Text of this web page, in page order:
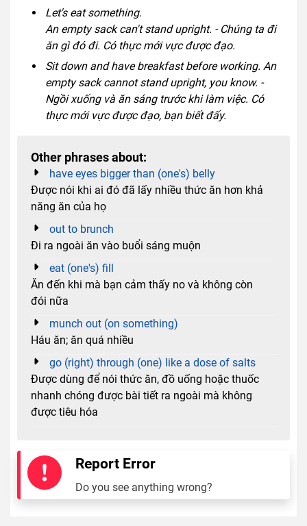
Let's eat something.
An empty sack can't stand upright. - Chúng ta đi
ăn gì đó đi. Có thực mới vực được đạo.
Sit down and have breakfast before working. An
empty sack cannot stand upright, you know. -
Ngồi xuống và ăn sáng trước khi làm việc. Có
thực mới vực được đạo, bạn biết đấy.
Other phrases about:
have eyes bigger than (one's) belly
Được nói khi ai đó đã lấy nhiều thức ăn hơn khả
năng ăn của họ
out to brunch
Đi ra ngoài ăn vào buổi sáng muộn
eat (one's) fill
Ăn đến khi mà bạn cảm thấy no và không còn
đói nữa
munch out (on something)
Háu ăn; ăn quá nhiều
go (right) through (one) like a dose of salts
Được dùng để nói thức ăn, đồ uống hoặc thuốc
nhanh chóng được bài tiết ra ngoài mà không
được tiêu hóa
Report Error
Do you see anything wrong?